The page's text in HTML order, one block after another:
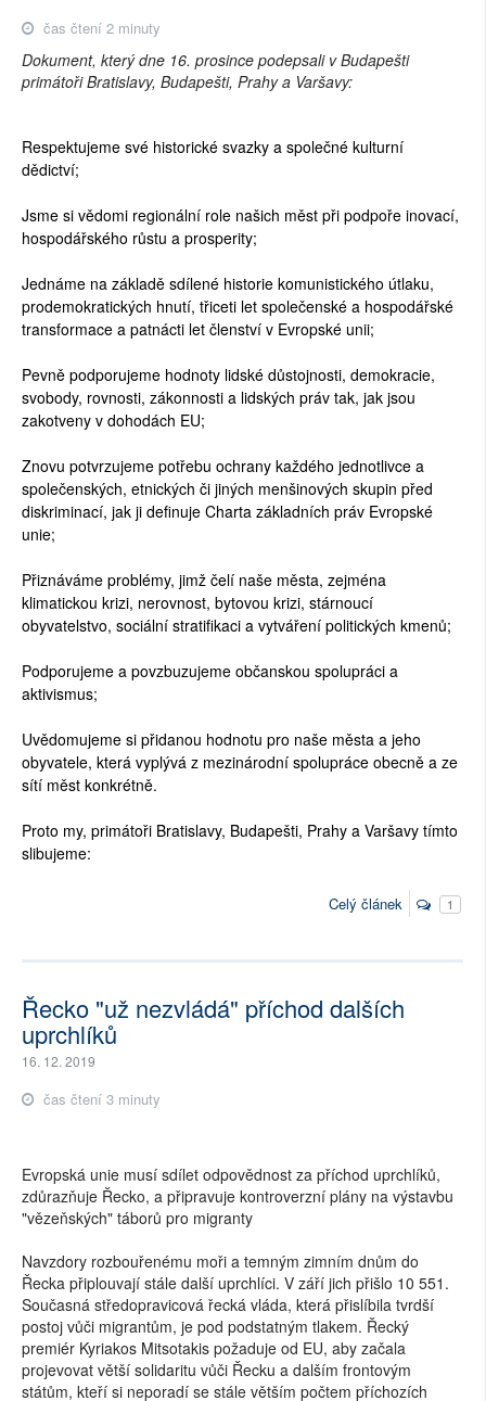
čas čtení 2 minuty
Dokument, který dne 16. prosince podepsali v Budapešti
primátoři Bratislavy, Budapešti, Prahy a Varšavy:
Respektujeme své historické svazky a společné kulturní
dědictví;
Jsme si vědomi regionální role našich měst při podpoře inovací,
hospodářského růstu a prosperity;
Jednáme na základě sdílené historie komunistického útlaku,
prodemokratických hnutí, třiceti let společenské a hospodářské
transformace a patnácti let členství v Evropské unii;
Pevně podporujeme hodnoty lidské důstojnosti, demokracie,
svobody, rovnosti, zákonnosti a lidských práv tak, jak jsou
zakotveny v dohodách EU;
Znovu potvrzujeme potřebu ochrany každého jednotlivce a
společenských, etnických či jiných menšinových skupin před
diskriminací, jak ji definuje Charta základních práv Evropské
unie;
Přiznáváme problémy, jimž čelí naše města, zejména
klimatickou krizi, nerovnost, bytovou krizi, stárnoucí
obyvatelstvo, sociální stratifikaci a vytváření politických kmenů;
Podporujeme a povzbuzujeme občanskou spolupráci a
aktivismus;
Uvědomujeme si přidanou hodnotu pro naše města a jeho
obyvatele, která vyplývá z mezinárodní spolupráce obecně a ze
sítí měst konkrétně.
Proto my, primátoři Bratislavy, Budapešti, Prahy a Varšavy tímto
slibujeme:
Celý článek 1
Řecko "už nezvládá" příchod dalších
uprchlíků
16. 12. 2019
čas čtení 3 minuty
Evropská unie musí sdílet odpovědnost za příchod uprchlíků,
zdůrazňuje Řecko, a připravuje kontroverzní plány na výstavbu
"vězeňských" táborů pro migranty
Navzdory rozbouřenému moři a temným zimním dnům do
Řecka připlouvají stále další uprchlíci. V září jich přišlo 10 551.
Současná středopravicová řecká vláda, která přislíbila tvrdší
postoj vůči migrantům, je pod podstatným tlakem. Řecký
premiér Kyriakos Mitsotakis požaduje od EU, aby začala
projevovat větší solidaritu vůči Řecku a dalším frontovým
státům, kteří si neporadí se stále větším počtem příchozích